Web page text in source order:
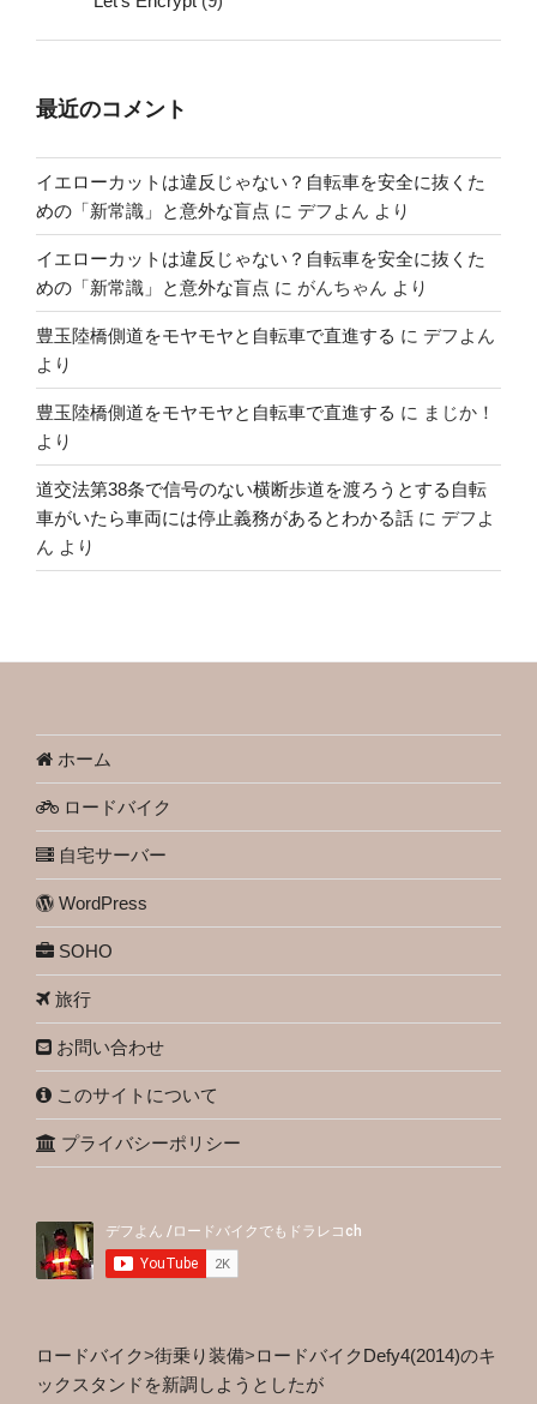
最近のコメント
イエローカットは違反じゃない？自転車を安全に抜くた
めの「新常識」と意外な盲点 に デフよん より
イエローカットは違反じゃない？自転車を安全に抜くた
めの「新常識」と意外な盲点 に がんちゃん より
豊玉陸橋側道をモヤモヤと自転車で直進する に デフよん
より
豊玉陸橋側道をモヤモヤと自転車で直進する に まじか！
より
道交法第38条で信号のない横断歩道を渡ろうとする自転
車がいたら車両には停止義務があるとわかる話 に デフよ
ん より
ホーム
ロードバイク
自宅サーバー
WordPress
SOHO
旅行
お問い合わせ
このサイトについて
プライバシーポリシー
ロードバイク>街乗り装備>ロードバイクDefy4(2014)のキ
ックスタンドを新調しようとしたが